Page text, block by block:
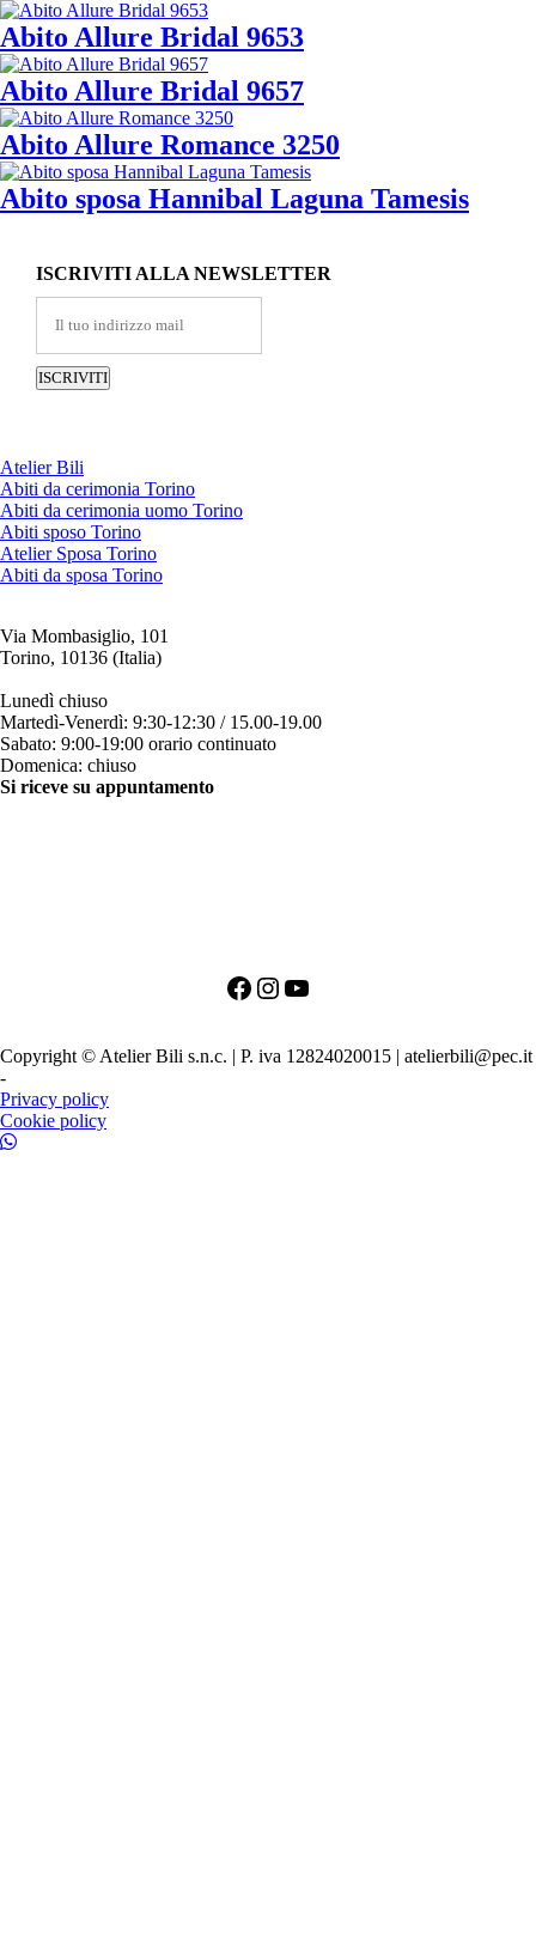
Abito Allure Bridal 9653
Abito Allure Bridal 9657
Abito Allure Romance 3250
Abito sposa Hannibal Laguna Tamesis
ISCRIVITI ALLA NEWSLETTER
Atelier Bili
Abiti da cerimonia Torino
Abiti da cerimonia uomo Torino
Abiti sposo Torino
Atelier Sposa Torino
Abiti da sposa Torino
Via Mombasiglio, 101
Torino, 10136 (Italia)
Lunedì chiuso
Martedì-Venerdì: 9:30-12:30 / 15.00-19.00
Sabato: 9:00-19:00 orario continuato
Domenica: chiuso
Si riceve su appuntamento
Facebook
Instagram
YouTube
Copyright © Atelier Bili s.n.c. | P. iva 12824020015 | atelierbili@pec.it
-
Privacy policy
Cookie policy